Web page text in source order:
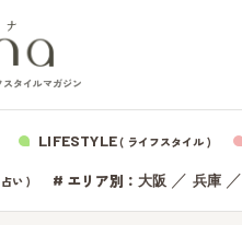
タイルマガジン
LIFESTYLE( ライフスタイル )
い ) # エリア別： 大阪 ／ 兵庫／